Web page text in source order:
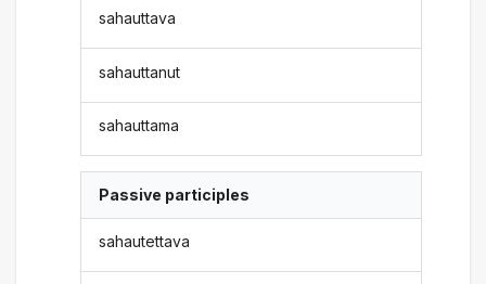
sahauttava
sahauttanut
sahauttama
Passive participles
sahautettava